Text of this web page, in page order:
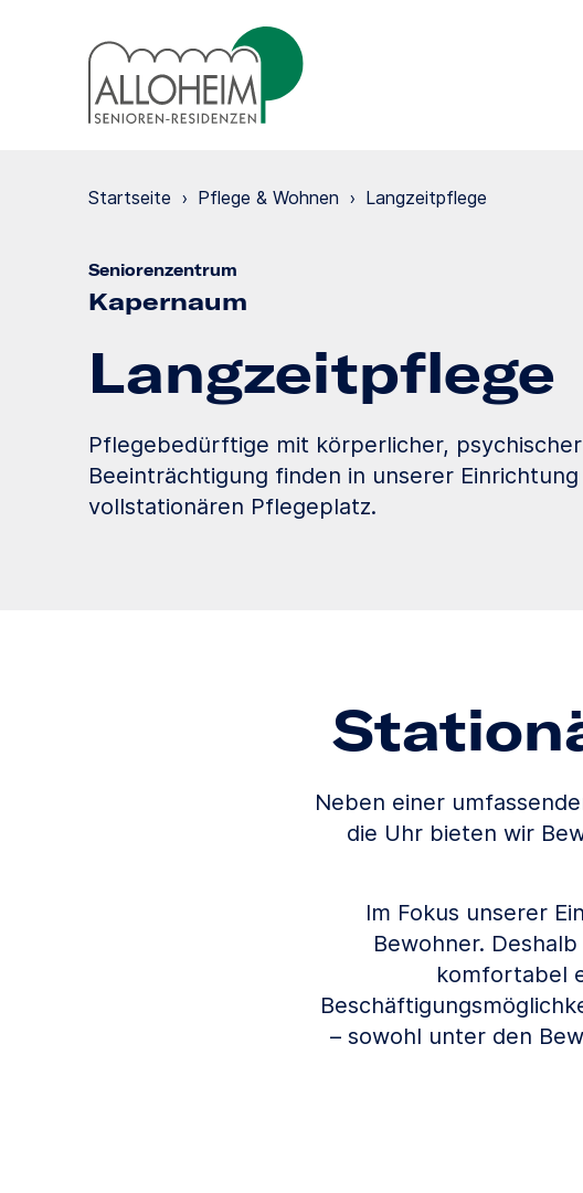
Startseite › Pflege & Wohnen › Langzeit­pflege
Seniorenzentrum
Kapernaum
Langzeit­pflege
Pflegebedürftige mit körperlicher,
Beeinträchtigung finden in unserer
vollstationären Pflegeplatz.
Neben einer
die Uhr bieten wir
Im Fokus unserer
Bewohner.
komfortabel
– sowohl unter den